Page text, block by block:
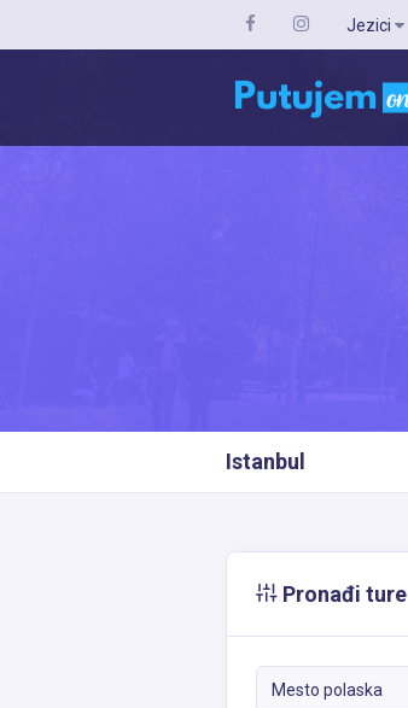
Jezici
Istanbul
Pronađi ture
Mesto polaska